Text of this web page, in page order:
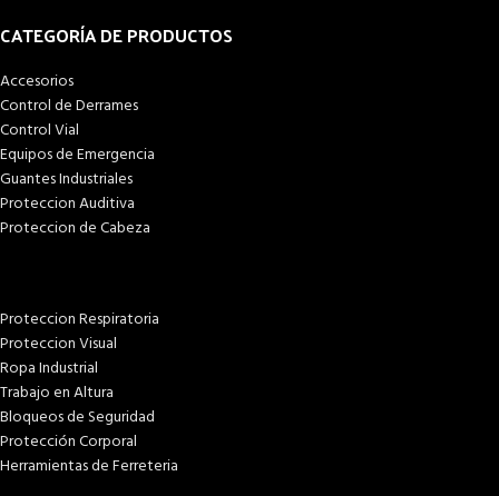
CATEGORÍA DE PRODUCTOS
Accesorios
Control de Derrames
Control Vial
Equipos de Emergencia
Guantes Industriales
Proteccion Auditiva
Proteccion de Cabeza
Proteccion Respiratoria
Proteccion Visual
Ropa Industrial
Trabajo en Altura
Bloqueos de Seguridad
Protección Corporal
Herramientas de Ferreteria